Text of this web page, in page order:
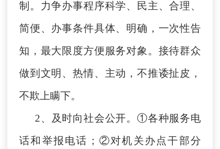
制。力争办事程序科学、民主、合理、
简便、办事条件具体、明确，一次性告
知，最大限度方便服务对象。接待群众
做到文明、热情、主动，不推诿扯皮，
不欺上瞒下。
2、及时向社会公开。①各种服务电
话和举报电话；②对机关办点干部分